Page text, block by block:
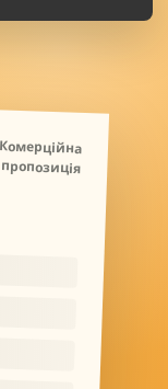
Комерційна
пропозиція